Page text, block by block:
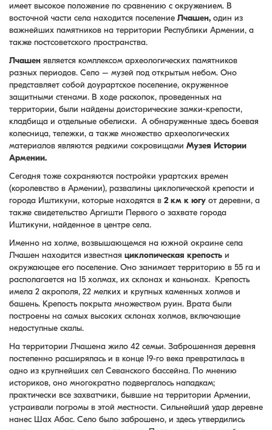
имеет высокое положение по сравнению с окружением. В
восточной части села находится поселение Лчашен, один из
важнейших памятников на территории Республики Армении, а
также постсоветского пространства.
Лчашен является комплексом археологических памятников
разных периодов. Село – музей под открытым небом. Оно
представляет собой доурартское поселение, окруженное
защитными стенами. В ходе раскопок, проведенных на
территории, были найдены доисторические замки-крепости,
кладбища и отдельные обелиски. А обнаруженные здесь боевая
колесница, тележки, а также множество археологических
материалов являются редкими сокровищами Музея Истории
Армении.
Сегодня тоже сохраняются постройки урартских времен
(королевство в Армении), развалины циклопической крепости и
города Иштикуни, которые находятся в 2 км к югу от деревни, а
также свидетельство Аргишти Первого о захвате города
Иштикуни, найденное в центре села.
Именно на холме, возвышающемся на южной окраине села
Лчашен находится известная циклопическая крепость и
окружающее его поселение. Оно занимает территорию в 55 га и
располагается на 15 холмах, их склонах и каньонах. Крепость
имела 2 акрополя, 22 мелких и крупных каменных холмов и
башень. Крепость покрыта множеством руин. Врата были
построены на самых высоких склонах холмов, включающие
недоступные скалы.
На территории Лчашена жило 42 семьи. Заброшенная деревня
постепенно расширялась и в конце 19-го века превратилась в
одно из крупнейших сел Севанского бассейна. По мнению
историков, оно многократно подвергалось нападкам;
практически все захватчики, бывшие на территории Армении,
устраивали погромы в этой местности. Сильнейший удар деревне
нанес Шах Абас. Село было заброшено, и здесь утвердились